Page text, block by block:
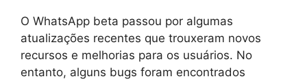
O WhatsApp beta passou por algumas
atualizações recentes que trouxeram novos
recursos e melhorias para os usuários. No
entanto, alguns bugs foram encontrados